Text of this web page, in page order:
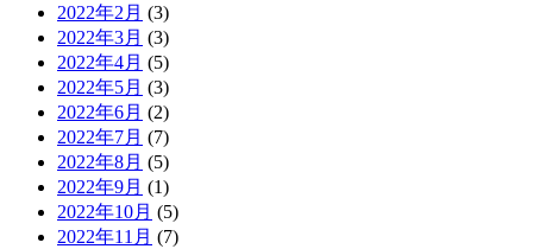
2022年2月 (3)
2022年3月 (3)
2022年4月 (5)
2022年5月 (3)
2022年6月 (2)
2022年7月 (7)
2022年8月 (5)
2022年9月 (1)
2022年10月 (5)
2022年11月 (7)